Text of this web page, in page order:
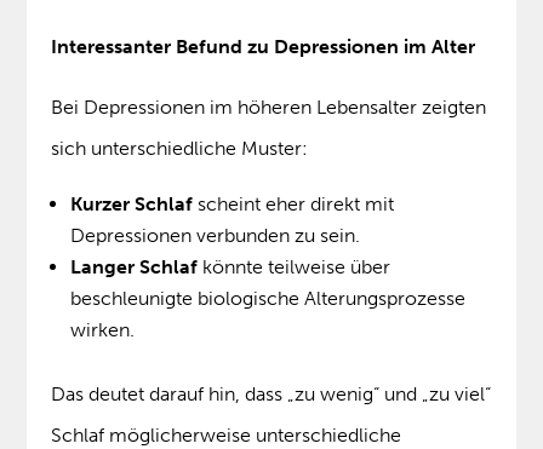
Interessanter Befund zu Depressionen im Alter
Bei Depressionen im höheren Lebensalter zeigten
sich unterschiedliche Muster:
Kurzer Schlaf scheint eher direkt mit
Depressionen verbunden zu sein.
Langer Schlaf könnte teilweise über
beschleunigte biologische Alterungsprozesse
wirken.
Das deutet darauf hin, dass „zu wenig“ und „zu viel“
Schlaf möglicherweise unterschiedliche